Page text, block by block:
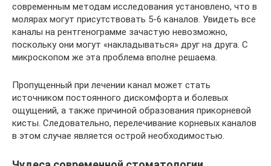
современным методам исследования установлено, что в
молярах могут присутствовать 5-6 каналов. Увидеть все
каналы на рентгенограмме зачастую невозможно,
поскольку они могут «накладываться» друг на друга. С
микроскопом же эта проблема вполне решаема.
Пропущенный при лечении канал может стать
источником постоянного дискомфорта и болевых
ощущений, а также причиной образования прикорневой
кисты. Следовательно, перелечивание корневых каналов
в этом случае является острой необходимостью.